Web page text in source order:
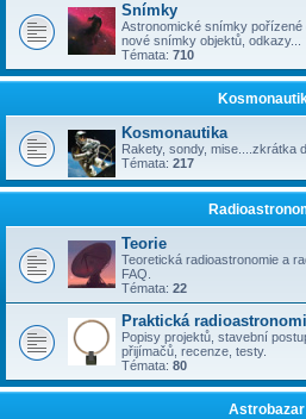
Snímky
Astronomické snímky
nové snímky objektů, odkazy...
Témata: 710
Kosmonautika
Rakety, sondy, mise....zkrátka
Témata: 217
Teorie
Teoretická radioastronomie a
FAQ.
Témata: 22
Praktická
Popisy projektů, stavební
přijímačů, recenze, testy.
Témata: 80
Astrobazar